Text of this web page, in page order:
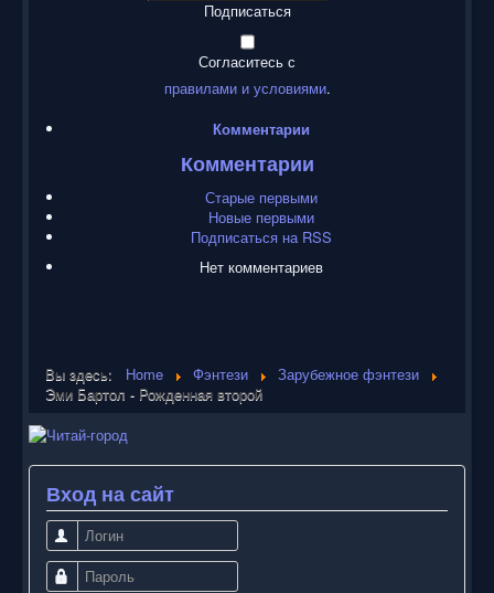
Подписаться
Согласитесь с
правилами и условиями.
Комментарии
Комментарии
Старые первыми
Новые первыми
Подписаться на RSS
Нет комментариев
Вы здесь: Home Фэнтези
Зарубежное фэнтези
Эми Бартол - Рожденная второй
Вход на сайт
Логин
Пароль